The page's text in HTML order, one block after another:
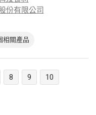
份有限公司
相關產品
8 9
10